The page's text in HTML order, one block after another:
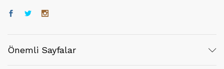
Önemli Sayfalar